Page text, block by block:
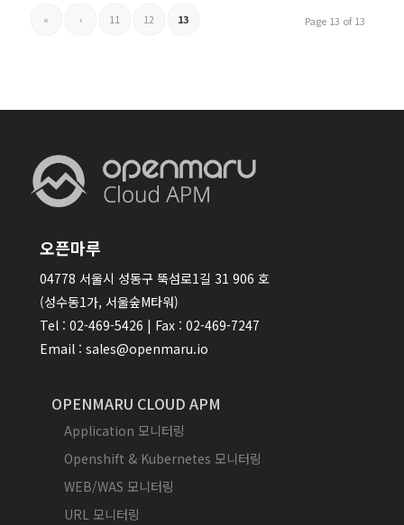
Page 13 of 13
« ‹ 11 12 13
오픈마루
04778 서울시 성동구 뚝섬로1길 31 906 호
(성수동1가, 서울숲M타워)
Tel : 02-469-5426 | Fax : 02-469-7247
Email : sales@openmaru.io
OPENMARU CLOUD APM
Application 모니터링
Openshift & Kubernetes 모니터링
WEB/WAS 모니터링
URL 모니터링